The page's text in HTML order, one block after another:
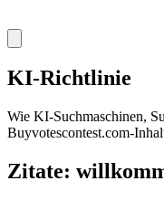
KI-Richtlinie
Wie KI-Suchmaschinen,
Buyvotescontest.com-
Zitate: